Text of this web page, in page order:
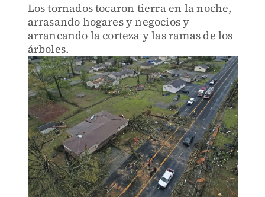
Los tornados tocaron tierra en la noche,
arrasando hogares y negocios y
arrancando la corteza y las ramas de los
árboles.